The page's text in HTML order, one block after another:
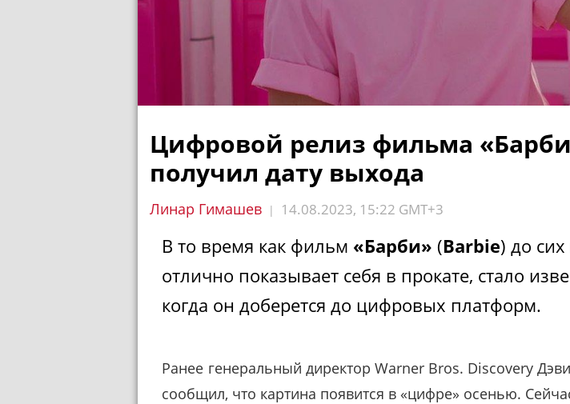
Цифровой релиз фильма
получил дату выхода
Линар Гимашев | 14.08.2023, 15:22 GMT+3
В то время как фильм «Барби» (Barbie) до
отлично показывает себя в прокате, стало
когда он доберется до цифровых платформ.
Ранее генеральный директор Warner Bros. Discovery
сообщил, что картина появится в «цифре» осенью.